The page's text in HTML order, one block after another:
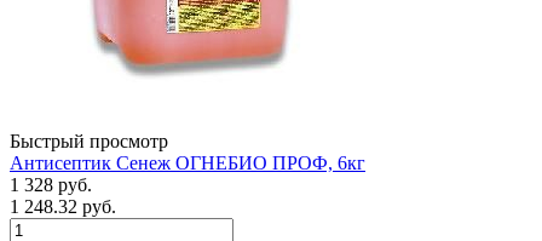
Быстрый просмотр
Антисептик Сенеж ОГНЕБИО ПРОФ, 6кг
1 328 руб.
1 248.32 руб.